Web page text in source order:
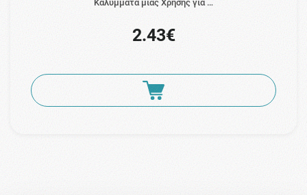
Καλύμματα μιας Χρήσης για …
2.43€